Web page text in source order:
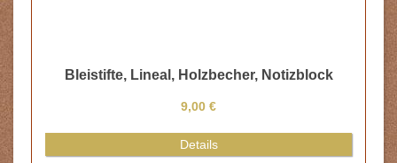
Schreibtisch
32,00 €
Details